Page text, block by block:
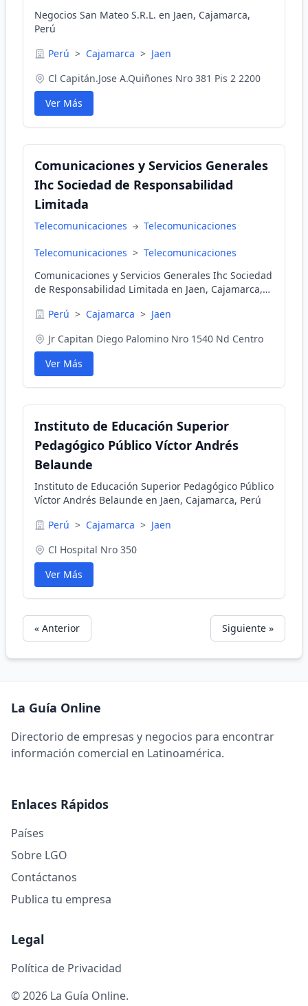
Negocios San Mateo S.R.L. en Jaen, Cajamarca,
Perú
Perú > Cajamarca > Jaen
Cl Capitán.Jose A.Quiñones Nro 381 Pis 2 2200
Ver Más
Comunicaciones y Servicios Generales
Ihc Sociedad de Responsabilidad
Limitada
Telecomunicaciones Telecomunicaciones
Telecomunicaciones > Telecomunicaciones
Comunicaciones y Servicios Generales Ihc Sociedad
de Responsabilidad Limitada en Jaen, Cajamarca,
Perú > Cajamarca > Jaen
Jr Capitan Diego Palomino Nro 1540 Nd Centro
Ver Más
Instituto de Educación Superior
Pedagógico Público Víctor Andrés
Belaunde
Instituto de Educación Superior Pedagógico Público
Víctor Andrés Belaunde en Jaen, Cajamarca, Perú
Perú > Cajamarca > Jaen
Cl Hospital Nro 350
Ver Más
« Anterior Siguiente »
La Guía Online
Directorio de empresas y negocios para encontrar
información comercial en Latinoamérica.
Enlaces Rápidos
Países
Sobre LGO
Contáctanos
Publica tu empresa
Legal
Política de Privacidad
© 2026 La Guía Online.